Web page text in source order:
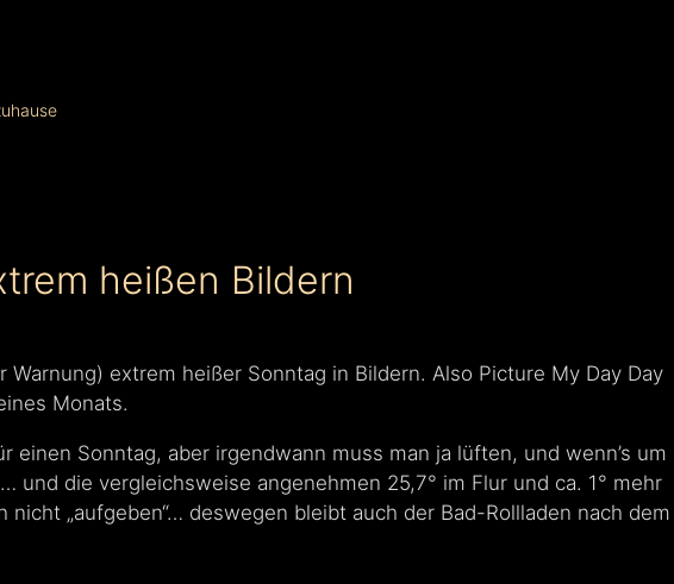
heißen Bildern
extrem heißer Sonntag in Bildern. Also Picture My Day Day
Monats.
einen Sonntag, aber irgendwann muss man ja lüften, und wenn’s um
und die vergleichsweise angenehmen 25,7° im Flur und ca. 1° mehr
nicht „aufgeben“… deswegen bleibt auch der Bad-Rollladen nach dem